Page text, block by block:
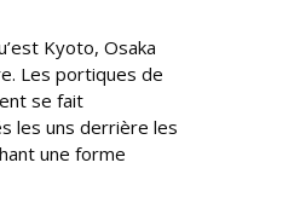
Kyoto, Osaka
Les portiques de
se fait
les uns derrière les
une forme